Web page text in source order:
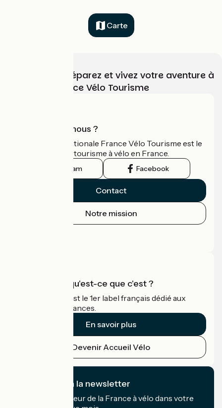
Carte
Choisissez, préparez et vivez votre aventure à
vélo avec France Vélo Tourisme
Qui sommes-nous ?
L'association nationale France Vélo Tourisme est le
guide officiel du tourisme à vélo en France.
Instagram Facebook
Contact
Notre mission
Accueil Vélo qu'est-ce que c'est ?
Accueil Vélo c'est le 1er label français dédié aux
cyclistes en vacances.
En savoir plus
Devenir Accueil Vélo
Je m'abonne à la newsletter
Recevez le meilleur de la France à vélo dans votre